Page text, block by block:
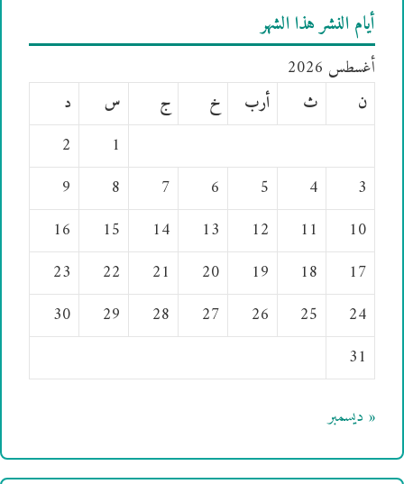
أيام النشر هذا الشهر
أغسطس 2026
ن
ث أرب خ ج س
د
1
2
3
4
5
6
7
8
9
10
11
12
13
14
15
16
17
18
19
20
21
22
23
24
25
26
27
28
29
30
31
« ديسمبر